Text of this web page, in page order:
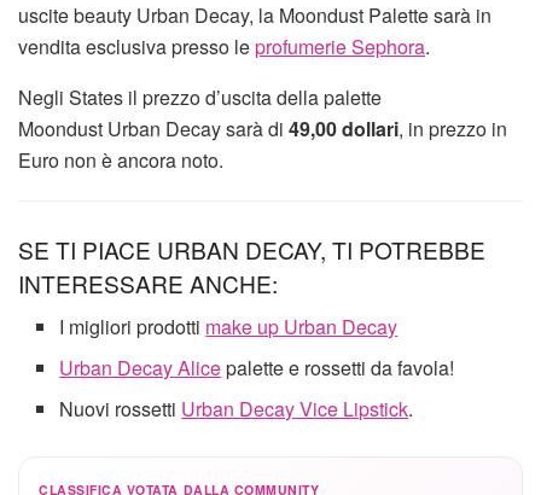
uscite beauty Urban Decay, la Moondust Palette sarà in
vendita esclusiva presso leprofumerie Sephora.
Negli States il prezzo d’uscita della palette
Moondust Urban Decay sarà di 49,00 dollari, in prezzo in
Euro non è ancora noto.
SE TI PIACE URBAN DECAY, TI POTREBBE
INTERESSARE ANCHE:
I migliori prodotti make up Urban Decay
Urban Decay Alicepalette e rossetti da favola!
Nuovi rossetti Urban Decay Vice Lipstick.
CLASSIFICA VOTATA DALLA COMMUNITY